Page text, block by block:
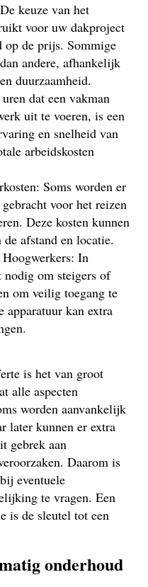
keuze van het
voor uw dakproject
op de prijs. Sommige
andere, afhankelijk
duurzaamheid.
dat een vakman
uit te voeren, is een
en snelheid van
arbeidskosten
Soms worden er
voor het reizen
Deze kosten kunnen
afstand en locatie.
In
nodig om steigers of
om veilig toegang te
kan extra
is het van groot
alle aspecten
worden aanvankelijk
later kunnen er extra
gebrek aan
Daarom is
eventuele
te vragen. Een
is de sleutel tot een
onderhoud